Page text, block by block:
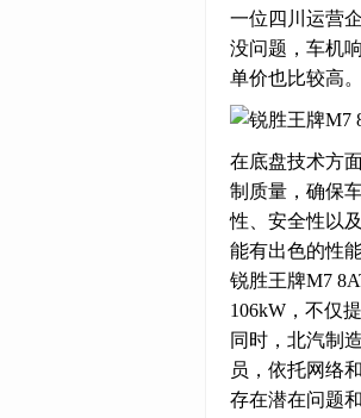
一位四川运营
没问题，车机
单价也比较高。
在底盘技术方
制质量，确保
性、安全性以
能有出色的性能
锐胜王牌M7
106kW，不仅
同时，北汽制
员，依托网络
存在潜在问题